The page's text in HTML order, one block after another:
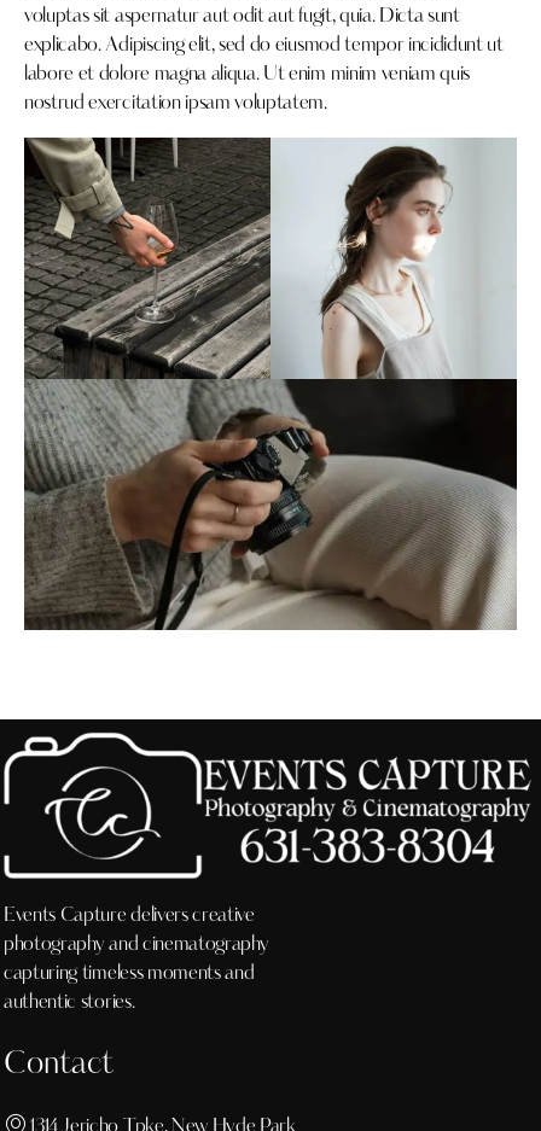
voluptas sit aspernatur aut odit aut fugit, quia. Dicta sunt
explicabo. Adipiscing elit, sed do eiusmod tempor incididunt ut
labore et dolore magna aliqua. Ut enim minim veniam quis
nostrud exercitation ipsam voluptatem.
Events Capture delivers creative
photography and cinematography
capturing timeless moments and
authentic stories.
Contact